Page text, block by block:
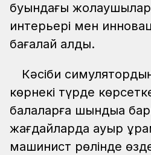
буындағы
интерьері мен
бағалай алды.
Кәсіби
көрнекі түрде
балаларға шындыққа
жағдайларда ауыр
машинист рөлінде